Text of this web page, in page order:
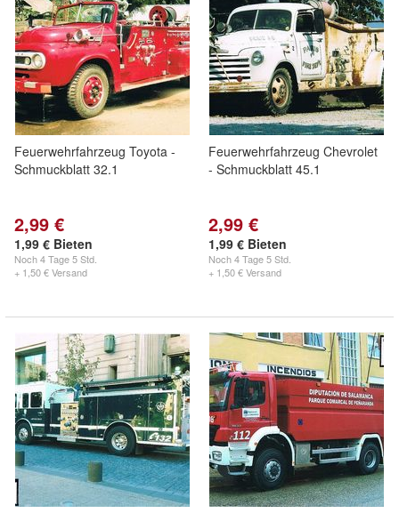
Feuerwehrfahrzeug Toyota -
Schmuckblatt 32.1
2,99 €
1,99 € Bieten
Noch4 Tage 5 Std.
+ 1,50 € Versand
Feuerwehrfahrzeug Chevrolet
- Schmuckblatt 45.1
2,99 €
1,99 € Bieten
Noch4 Tage 5 Std.
+ 1,50 € Versand